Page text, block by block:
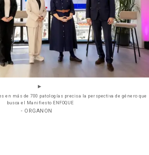
en más de 700 patologías precisa la perspectiva de género que
busca el Manifiesto ENFOQUE
- ORGANON